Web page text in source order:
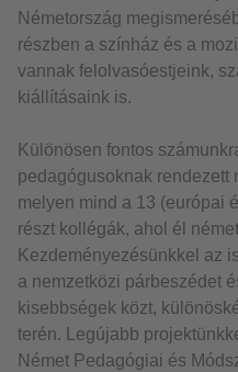
Németország
részben a színház és a
vannak felolvasóestjeink,
kiállításaink is.
Különösen fontos
pedagógusoknak rendezett
melyen mind a 13 (európai
részt kollégák, ahol él
Kezdeményezésünkkel az
a nemzetközi párbeszédet
kisebbségek közt,
terén. Legújabb
Német Pedagógiai és